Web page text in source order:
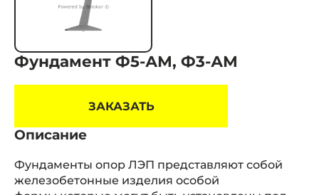
Фундамент Ф5-АМ, Ф3-АМ
ЗАКАЗАТЬ
Описание
Фундаменты опор ЛЭП представляют собой
железобетонные изделия особой